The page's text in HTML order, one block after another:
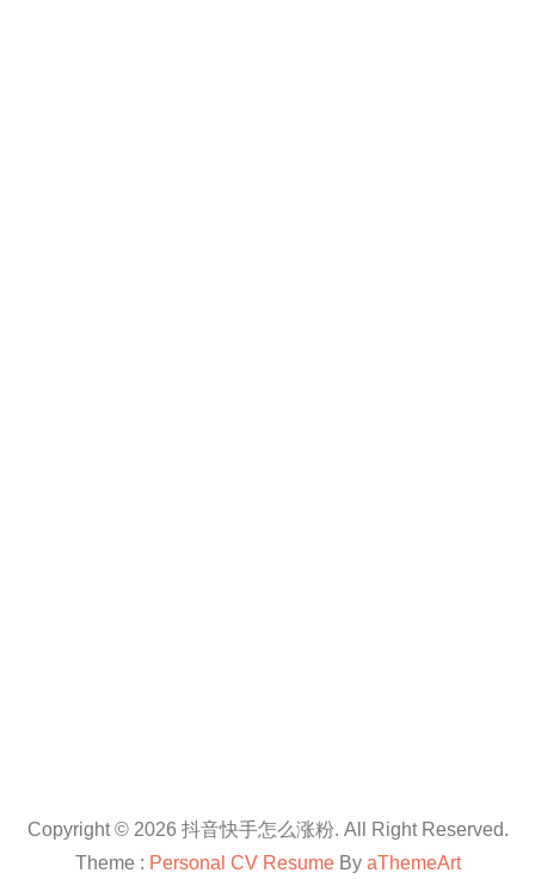
Copyright © 2026 抖音快手怎么涨粉. All Right Reserved.
Theme : Personal CV ResumeBy aThemeArt